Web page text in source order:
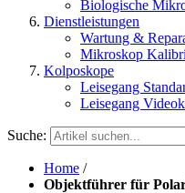
Biologische
Dienstleistungen
Wartung &
Mikroskop
Kolposkope
Leisegang
Leisegang
Suche:
Home /
Objektführer für